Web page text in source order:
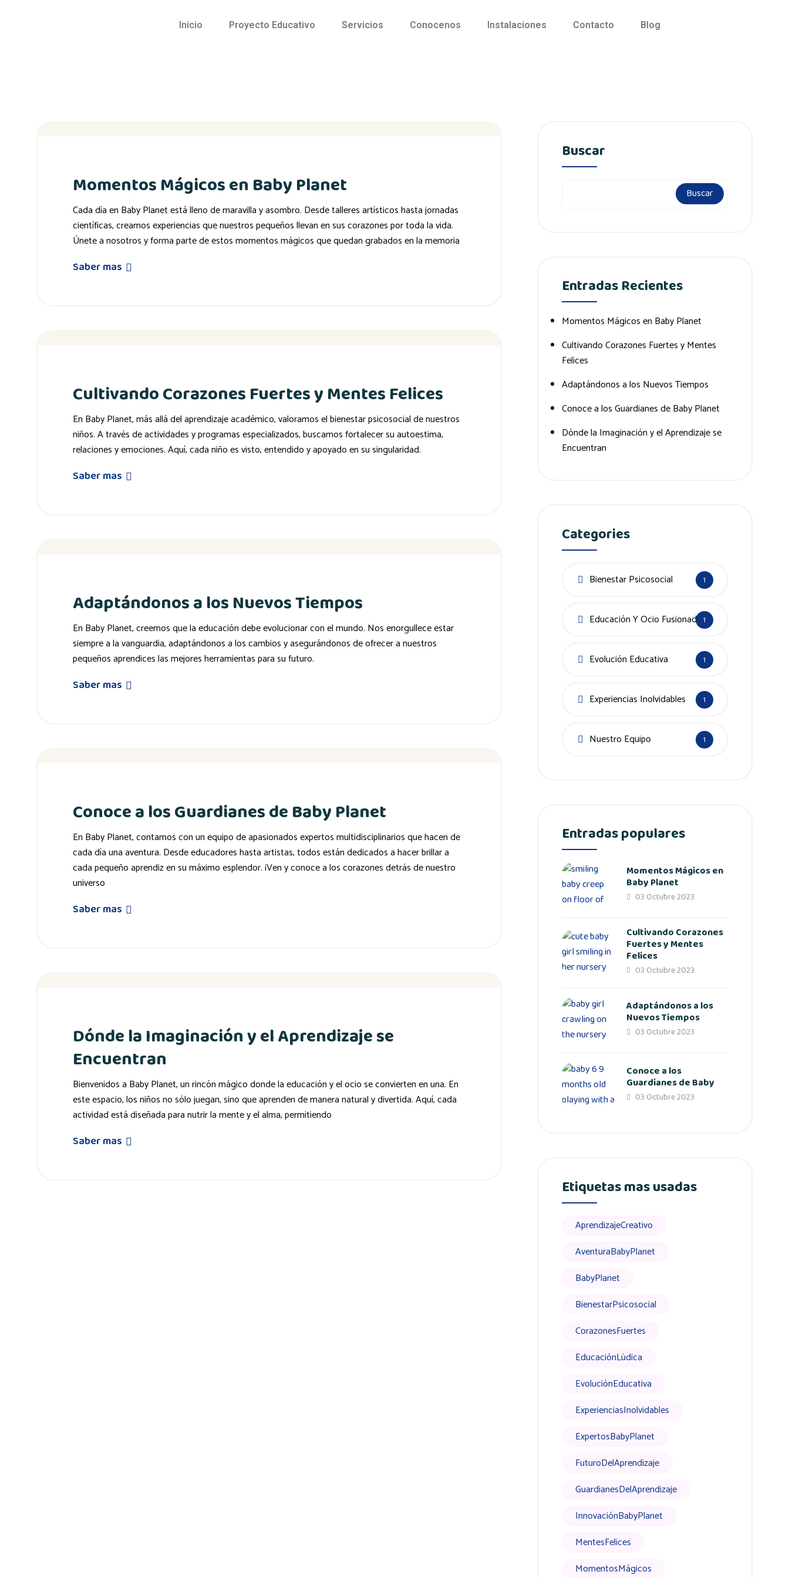
Inicio Proyecto Educativo Servicios Conocenos Instalaciones Contacto Blog
Momentos Mágicos en Baby Planet
Cada día en Baby Planet está lleno de maravilla y asombro. Desde talleres artísticos hasta jornadas
científicas, creamos experiencias que nuestros pequeños llevan en sus corazones por toda la vida.
Únete a nosotros y forma parte de estos momentos mágicos que quedan grabados en la memoria
Saber mas
Cultivando Corazones Fuertes y Mentes Felices
En Baby Planet, más allá del aprendizaje académico, valoramos el bienestar psicosocial de nuestros
niños. A través de actividades y programas especializados, buscamos fortalecer su autoestima,
relaciones y emociones. Aquí, cada niño es visto, entendido y apoyado en su singularidad.
Saber mas
Adaptándonos a los Nuevos Tiempos
En Baby Planet, creemos que la educación debe evolucionar con el mundo. Nos enorgullece estar
siempre a la vanguardia, adaptándonos a los cambios y asegurándonos de ofrecer a nuestros
pequeños aprendices las mejores herramientas para su futuro.
Saber mas
Conoce a los Guardianes de Baby Planet
En Baby Planet, contamos con un equipo de apasionados expertos multidisciplinarios que hacen de
cada día una aventura. Desde educadores hasta artistas, todos están dedicados a hacer brillar a
cada pequeño aprendiz en su máximo esplendor. ¡Ven y conoce a los corazones detrás de nuestro
universo
Saber mas
Dónde la Imaginación y el Aprendizaje se
Encuentran
Bienvenidos a Baby Planet, un rincón mágico donde la educación y el ocio se convierten en una. En
este espacio, los niños no sólo juegan, sino que aprenden de manera natural y divertida. Aquí, cada
actividad está diseñada para nutrir la mente y el alma, permitiendo
Saber mas
Buscar
Buscar
Entradas Recientes
Momentos Mágicos en Baby Planet
Cultivando Corazones Fuertes y Mentes
Felices
Adaptándonos a los Nuevos Tiempos
Conoce a los Guardianes de Baby Planet
Dónde la Imaginación y el Aprendizaje se
Encuentran
Categories
Bienestar Psicosocial 1
Educación Y Ocio Fusionados1
Evolución Educativa 1
Experiencias Inolvidables 1
Nuestro Equipo 1
Entradas populares
Momentos Mágicos en
Baby Planet
03 Octubre 2023
Cultivando Corazones
Fuertes y Mentes
Felices
03 Octubre 2023
Adaptándonos a los
Nuevos Tiempos
03 Octubre 2023
Conoce a los
Guardianes de Baby
03 Octubre 2023
Etiquetas mas usadas
AprendizajeCreativo
AventuraBabyPlanet
BabyPlanet
BienestarPsicosocial
CorazonesFuertes
EducaciónLúdica
EvoluciónEducativa
ExperienciasInolvidables
ExpertosBabyPlanet
FuturoDelAprendizaje
GuardianesDelAprendizaje
InnovaciónBabyPlanet
MentesFelices
MomentosMágicos